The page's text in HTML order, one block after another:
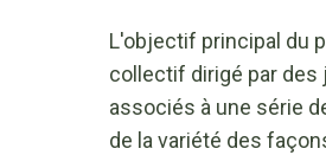
L'objectif principal du
collectif dirigé par des
associés à une série
de la variété des